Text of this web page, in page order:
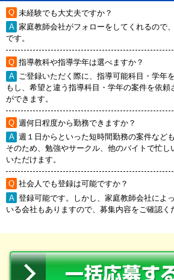
未経験でも大丈夫ですか？
家庭教師会社がフォローをしてくれるので
です。
指導教科や指導学年は選べますか？
ご登録いただく際に、指導可能科目・学年
もし、希望と違う指導科目・学年の案件を依頼
ができます。
週何日程度から勤務できますか？
週１日からといった短時間勤務の案件など
そのため、勉強やサークル、他のバイトで忙し
いただけます。
社会人でも登録は可能ですか？
登録可能です。しかし、家庭教師会社によ
いる会社もありますので、募集内容をご確認く